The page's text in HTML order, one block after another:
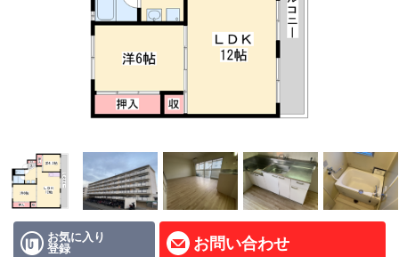
保証人不要物件
◆新築物件の新設備で快適♪◆
路線·駅から探す
地域から探す
地図から探す
スタッフ紹介
お気に入り
登録 お問い合わせ